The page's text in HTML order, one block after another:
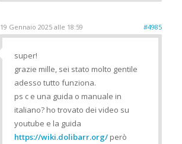
19 Gennaio 2025 alle 18:59 #4985
super!
grazie mille, sei stato molto gentile
adesso tutto funziona.
ps c e una guida o manuale in
italiano? ho trovato dei video su
youtube e la guida
https://wiki.dolibarr.org/però